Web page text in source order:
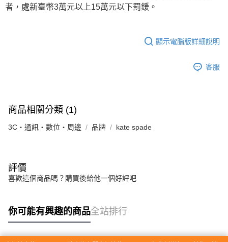
者，處新臺幣3萬元以上15萬元以下罰鍰。
顯示電腦版詳細說明
客服
商品相關分類 (1)
3C・通訊・數位・周邊 品牌 kate spade
評價
喜歡這個商品嗎？購買後給他一個好評吧
你可能有興趣的商品全站排行